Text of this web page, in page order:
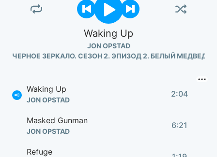
Waking Up
JON OPSTAD
ЧЕРНОЕ ЗЕРКАЛО. СЕЗОН 2. ЭПИЗОД 2. БЕЛЫЙ МЕДВЕДЬ
Waking Up
JON OPSTAD
2:04
Masked Gunman
JON OPSTAD
6:21
Refuge